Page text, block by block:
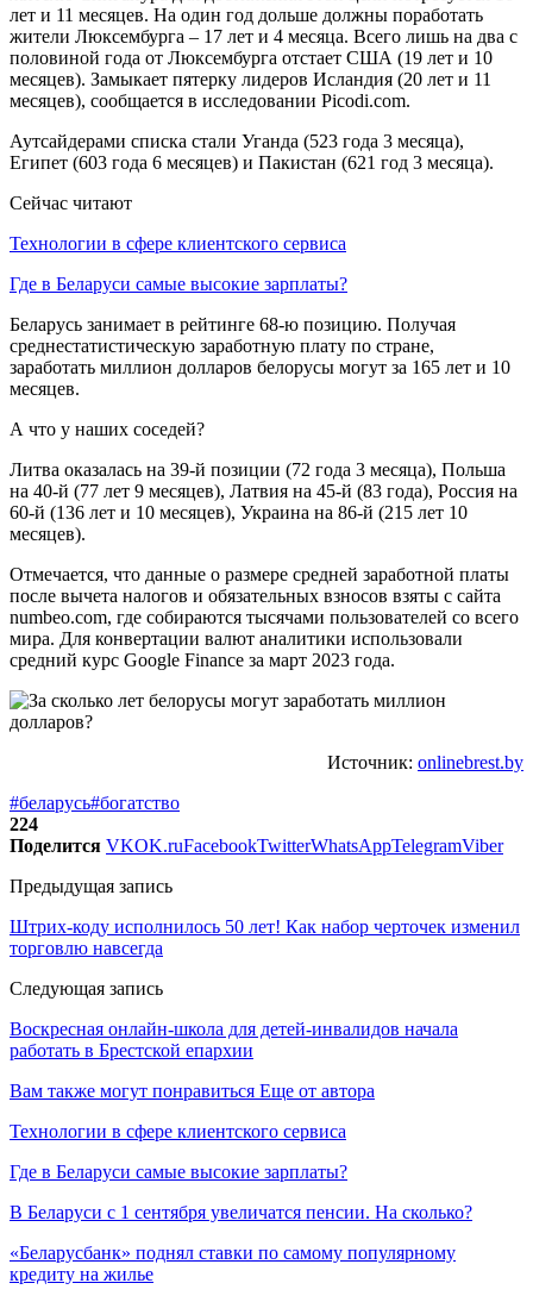
лет и 11 месяцев. На один год дольше должны поработать
жители Люксембурга – 17 лет и 4 месяца. Всего лишь на два с
половиной года от Люксембурга отстает США (19 лет и 10
месяцев). Замыкает пятерку лидеров Исландия (20 лет и 11
месяцев), сообщается в исследовании Picodi.com.
Аутсайдерами списка стали Уганда (523 года 3 месяца),
Египет (603 года 6 месяцев) и Пакистан (621 год 3 месяца).
Сейчас читают
Технологии в сфере клиентского сервиса
Где в Беларуси самые высокие зарплаты?
Беларусь занимает в рейтинге 68-ю позицию. Получая
среднестатистическую заработную плату по стране,
заработать миллион долларов белорусы могут за 165 лет и 10
месяцев.
А что у наших соседей?
Литва оказалась на 39-й позиции (72 года 3 месяца), Польша
на 40-й (77 лет 9 месяцев), Латвия на 45-й (83 года), Россия на
60-й (136 лет и 10 месяцев), Украина на 86-й (215 лет 10
месяцев).
Отмечается, что данные о размере средней заработной платы
после вычета налогов и обязательных взносов взяты с сайта
numbeo.com, где собираются тысячами пользователей со всего
мира. Для конвертации валют аналитики использовали
средний курс Google Finance за март 2023 года.
Источник: onlinebrest.by
#беларусь#богатство
224
Поделится VKOK.ruFacebookTwitterWhatsAppTelegramViber
Предыдущая запись
Штрих-коду исполнилось 50 лет! Как набор черточек изменил
торговлю навсегда
Следующая запись
Воскресная онлайн-школа для детей-инвалидов начала
работать в Брестской епархии
Вам также могут понравиться Еще от автора
Технологии в сфере клиентского сервиса
Где в Беларуси самые высокие зарплаты?
В Беларуси с 1 сентября увеличатся пенсии. На сколько?
«Беларусбанк» поднял ставки по самому популярному
кредиту на жилье